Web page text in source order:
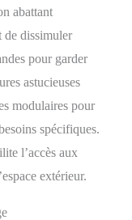
ranger des
et des
Ce meuble de
fait partie de
composé
de style
au charme
et
abattant
de dissimuler
pour garder
astucieuses
modulaires pour
spécifiques.
l’accès aux
extérieur.